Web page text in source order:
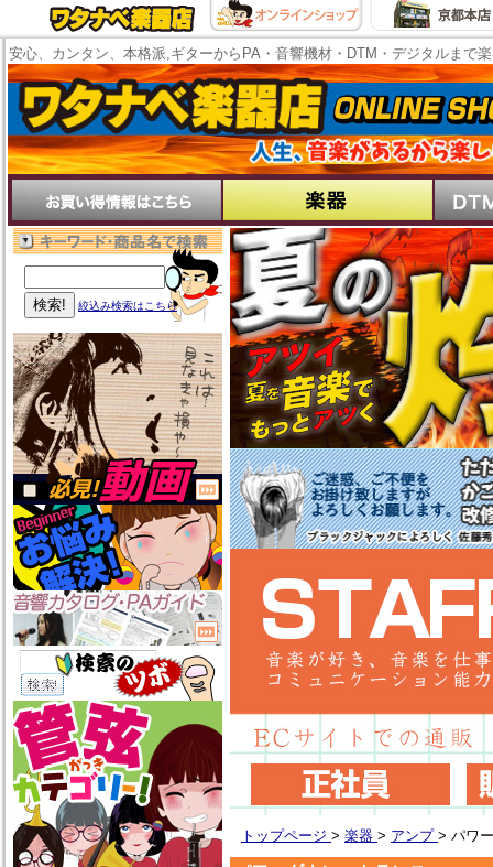
安心、カンタン、本格派,ギターからPA・音響機材・DTM・デジタルまで
絞込み検索はこちら
トップページ > 楽器 > アンプ > パワ